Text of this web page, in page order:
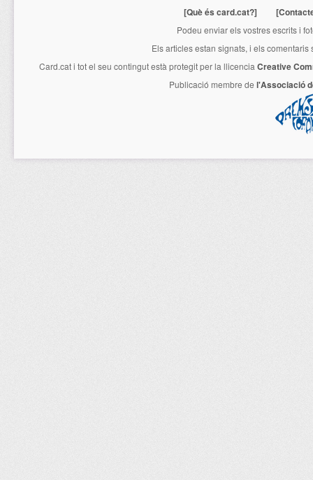
[Què és card.cat?]
Podeu enviar els vostres escrits i
Els articles estan signats, i els
Card.cati tot el seu contingut està protegit per la llicencia Creative
Publicació membre de l'Associació